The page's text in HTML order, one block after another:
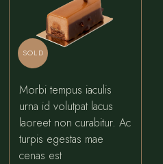
SOLD
Morbi tempus iaculis
urna id volutpat lacus
laoreet non curabitur. Ac
turpis egestas mae
cenas est